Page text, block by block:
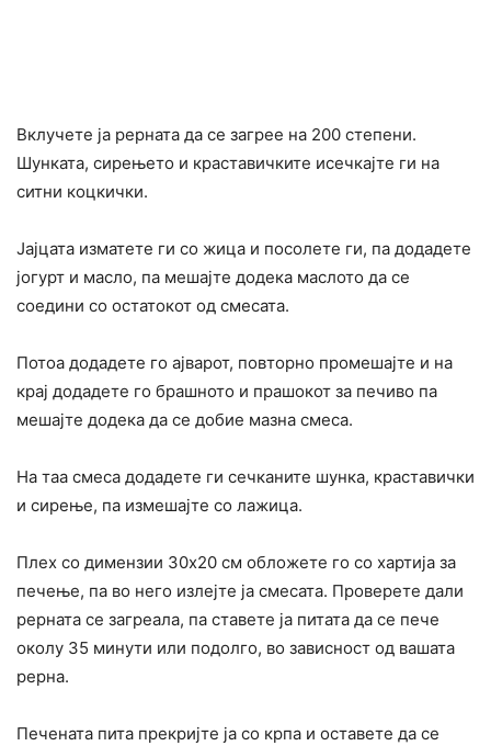
Вклучете ја рерната да се загрее на 200 степени.
Шунката, сирењето и краставичките исечкајте ги на
ситни коцкички.
Јајцата изматете ги со жица и посолете ги, па додадете
јогурт и масло, па мешајте додека маслото да се
соедини со остатокот од смесата.
Потоа додадете го ајварот, повторно промешајте и на
крај додадете го брашното и прашокот за печиво па
мешајте додека да се добие мазна смеса.
На таа смеса додадете ги сечканите шунка, краставички
и сирење, па измешајте со лажица.
Плех со димензии 30х20 см обложете го со хартија за
печење, па во него излејте ја смесата. Проверете дали
рерната се загреала, па ставете ја питата да се пече
околу 35 минути или подолго, во зависност од вашата
рерна.
Печената пита прекријте ја со крпа и оставете да се